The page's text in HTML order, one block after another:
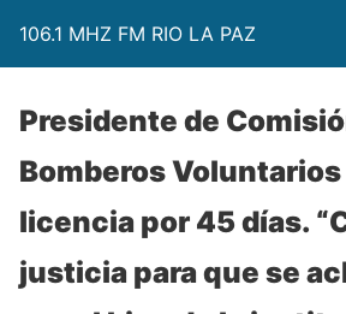
106.1 MHZ FM RIO LA PAZ
Presidente de
Bomberos
licencia por 45 días.
justicia para que se